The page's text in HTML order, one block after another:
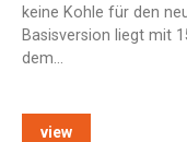
keine Kohle für den
Basisversion liegt mit
dem…
view